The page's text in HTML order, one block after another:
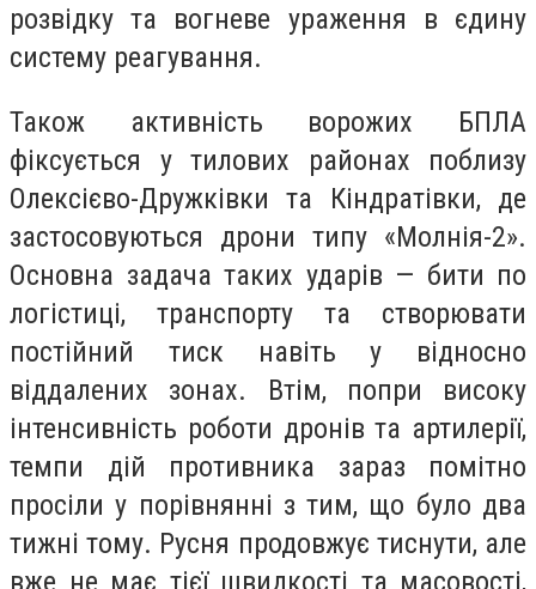
розвідку та вогневе ураження в єдину
систему реагування.
Також активність ворожих БПЛА
фіксується у тилових районах поблизу
Олексієво-Дружківки та Кіндратівки, де
застосовуються дрони типу «Молнія-2».
Основна задача таких ударів — бити по
логістиці, транспорту та створювати
постійний тиск навіть у відносно
віддалених зонах. Втім, попри високу
інтенсивність роботи дронів та артилерії,
темпи дій противника зараз помітно
просіли у порівнянні з тим, що було два
тижні тому. Русня продовжує тиснути, але
вже не має тієї швидкості та масовості,